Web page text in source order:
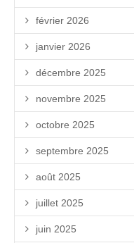
février 2026
janvier 2026
décembre 2025
novembre 2025
octobre 2025
septembre 2025
août 2025
juillet 2025
juin 2025